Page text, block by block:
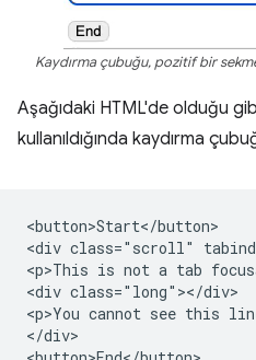
Kaydırma çubuğu, pozitif bir
Aşağıdaki HTML'de olduğu
kullanıldığında kaydırma
<button>Start</button>
<div class="scroll"
<p>This is not a tab
<div class="long"></div>
<p>You cannot see this
</div>